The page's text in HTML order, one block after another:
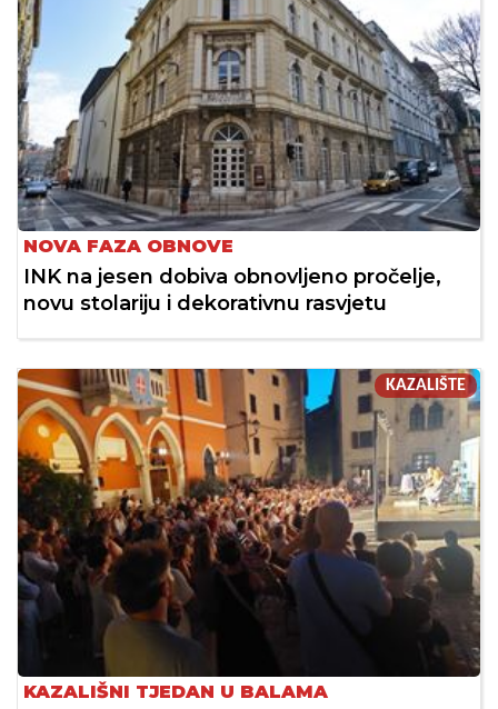
NOVA FAZA OBNOVE
INK na jesen dobiva obnovljeno pročelje,
novu stolariju i dekorativnu rasvjetu
KAZALIŠTE
KAZALIŠNI TJEDAN U BALAMA